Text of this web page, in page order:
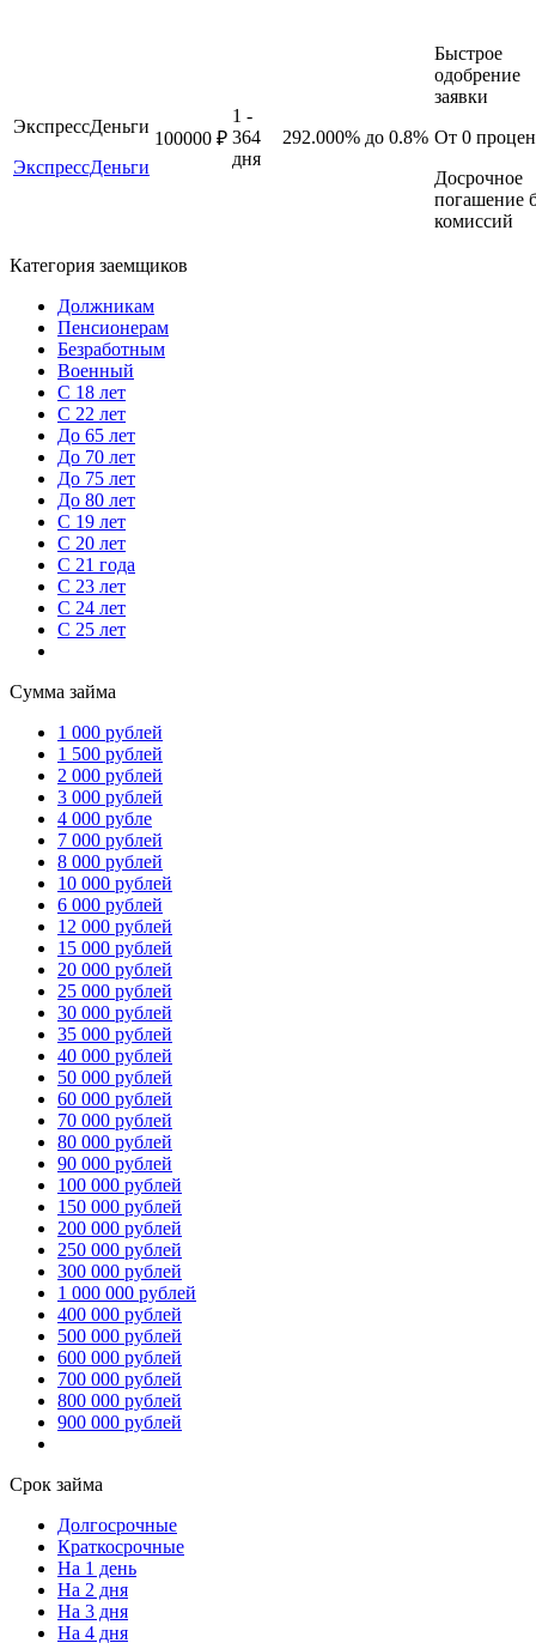
ЭкспрессДеньги
ЭкспрессДеньги
100000 ₽
1 -
364
дня
292.000% до 0.8%
Быстрое
одобрение
заявки
От 0
Досрочное
погашение
комиссий
Категория заемщиков
Должникам
Пенсионерам
Безработным
Военный
С 18 лет
С 22 лет
До 65 лет
До 70 лет
До 75 лет
До 80 лет
С 19 лет
С 20 лет
С 21 года
С 23 лет
С 24 лет
С 25 лет
Сумма займа
1 000 рублей
1 500 рублей
2 000 рублей
3 000 рублей
4 000 рубле
7 000 рублей
8 000 рублей
10 000 рублей
6 000 рублей
12 000 рублей
15 000 рублей
20 000 рублей
25 000 рублей
30 000 рублей
35 000 рублей
40 000 рублей
50 000 рублей
60 000 рублей
70 000 рублей
80 000 рублей
90 000 рублей
100 000 рублей
150 000 рублей
200 000 рублей
250 000 рублей
300 000 рублей
1 000 000 рублей
400 000 рублей
500 000 рублей
600 000 рублей
700 000 рублей
800 000 рублей
900 000 рублей
Срок займа
Долгосрочные
Краткосрочные
На 1 день
На 2 дня
На 3 дня
На 4 дня